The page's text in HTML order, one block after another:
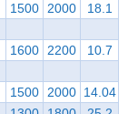
1500 2000 18.1
1600 2200 10.7
1500 2000 14.04